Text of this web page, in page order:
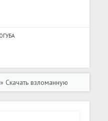
» Скачать взломанную
веер) [МОД